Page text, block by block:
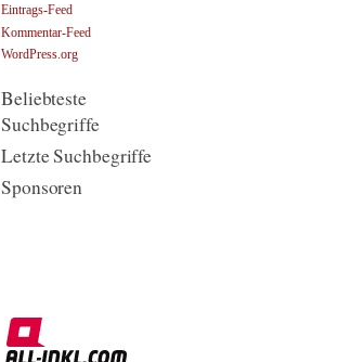
Eintrags-Feed
Kommentar-Feed
WordPress.org
Beliebteste
Suchbegriffe
Letzte Suchbegriffe
Sponsoren